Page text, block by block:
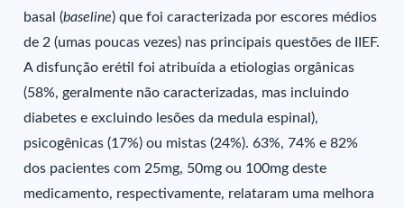
basal (baseline) que foi caracterizada por escores médios
de 2 (umas poucas vezes) nas principais questões de IIEF.
A disfunção erétil foi atribuída a etiologias orgânicas
(58%, geralmente não caracterizadas, mas incluindo
diabetes e excluindo lesões da medula espinal),
psicogênicas (17%) ou mistas (24%). 63%, 74% e 82%
dos pacientes com 25mg, 50mg ou 100mg deste
medicamento, respectivamente, relataram uma melhora